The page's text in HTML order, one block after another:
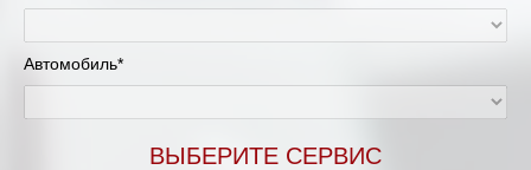
Муравленко
Нижневартовск
Автомобиль*
ВЫБЕРИТЕ СЕРВИС